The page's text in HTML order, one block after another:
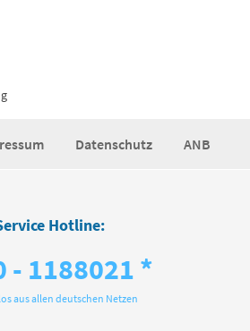
Datenschutz ANB
Hotline:
- 1188021 *
aus allen deutschen Netzen